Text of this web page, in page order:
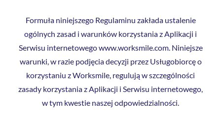
Formuła niniejszego Regulaminu zakłada ustalenie
ogólnych zasad i warunków korzystania z Aplikacji i
Serwisu internetowego www.worksmile.com. Niniejsze
warunki, w razie podjęcia decyzji przez Usługobiorcę o
korzystaniu z Worksmile, regulują w szczególności
zasady korzystania z Aplikacji i Serwisu internetowego,
w tym kwestie naszej odpowiedzialności.